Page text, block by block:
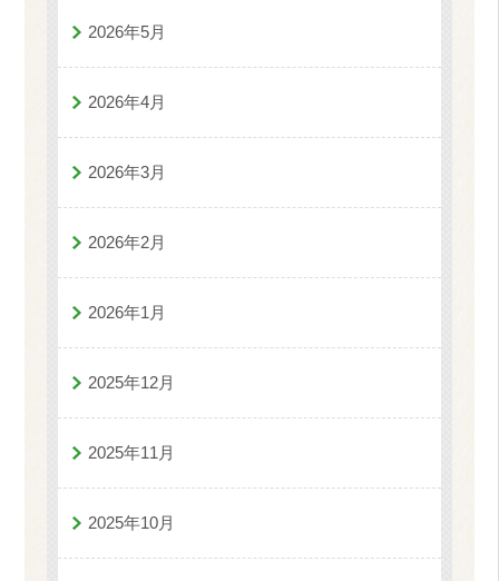
2026年5月
2026年4月
2026年3月
2026年2月
2026年1月
2025年12月
2025年11月
2025年10月